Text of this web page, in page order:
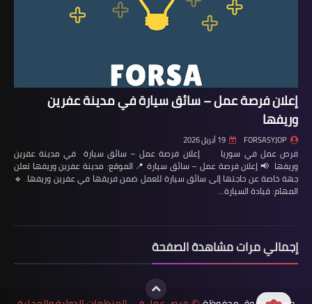
إعلان فرصة عمل – سائق سيارة في مدينة عفرين
وريفها
FORSASYJOP 19 أبريل 2026
فرص عمل في سوريا إعلان فرصة عمل – سائق سيارة في مدينة عفرين
وريفها 📢 إعلان فرصة عمل – سائق سيارة 📍 الموقع: مدينة عفرين وريفها تعلن
جهة خاصة عن حاجتها إلى سائق سيارة للعمل ضمن فريقها في عفرين وريفها. 🔹
المهام: قيادة السيارة…
إجمالي مرات مشاهدة الصفحة